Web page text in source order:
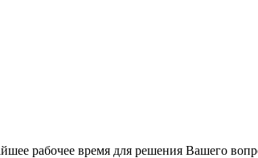
рабочее время для решения Вашего